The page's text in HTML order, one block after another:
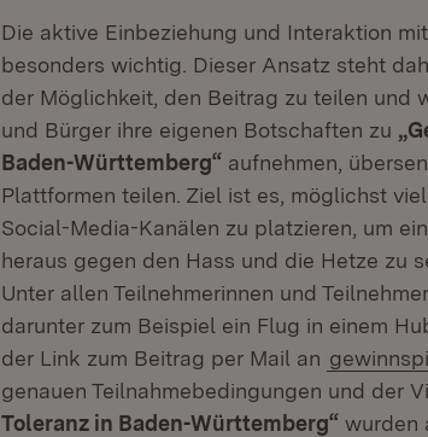
Die aktive Einbeziehung und Interaktion
besonders wichtig. Dieser Ansatz steht
der Möglichkeit, den Beitrag zu teilen und
und Bürger ihre eigenen Botschaften zu
Baden-Württemberg“ aufnehmen,
Plattformen teilen. Ziel ist es, möglichst
Social-Media-Kanälen zu platzieren, um
heraus gegen den Hass und die Hetze zu
Unter allen Teilnehmerinnen und
darunter zum Beispiel ein Flug in einem
der Link zum Beitrag per Mail an
genauen Teilnahmebedingungen und der
Toleranz in Baden-Württemberg“ wurden